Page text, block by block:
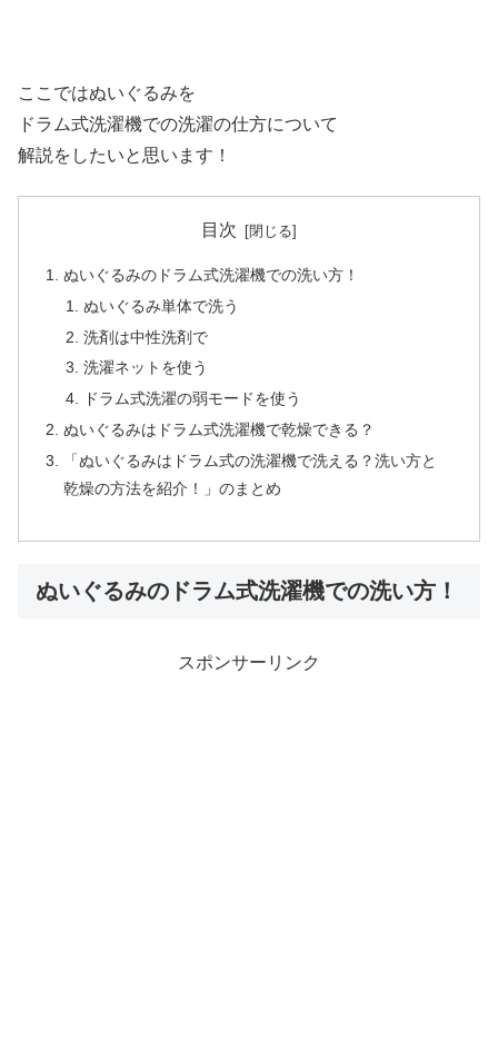
ここではぬいぐるみを
ドラム式洗濯機での洗濯の仕方について
解説をしたいと思います！
目次
ぬいぐるみのドラム式洗濯機での洗い方！
ぬいぐるみ単体で洗う
洗剤は中性洗剤で
洗濯ネットを使う
ドラム式洗濯の弱モードを使う
ぬいぐるみはドラム式洗濯機で乾燥できる？
「ぬいぐるみはドラム式の洗濯機で洗える？洗い方と
乾燥の方法を紹介！」のまとめ
ぬいぐるみのドラム式洗濯機での洗い方！
スポンサーリンク